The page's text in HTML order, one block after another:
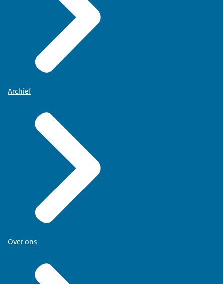
Archief
Over ons